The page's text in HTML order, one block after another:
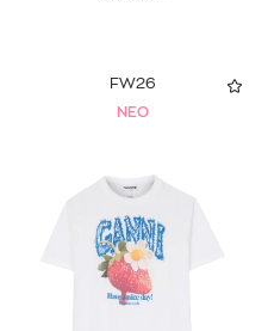
FW26
NEO